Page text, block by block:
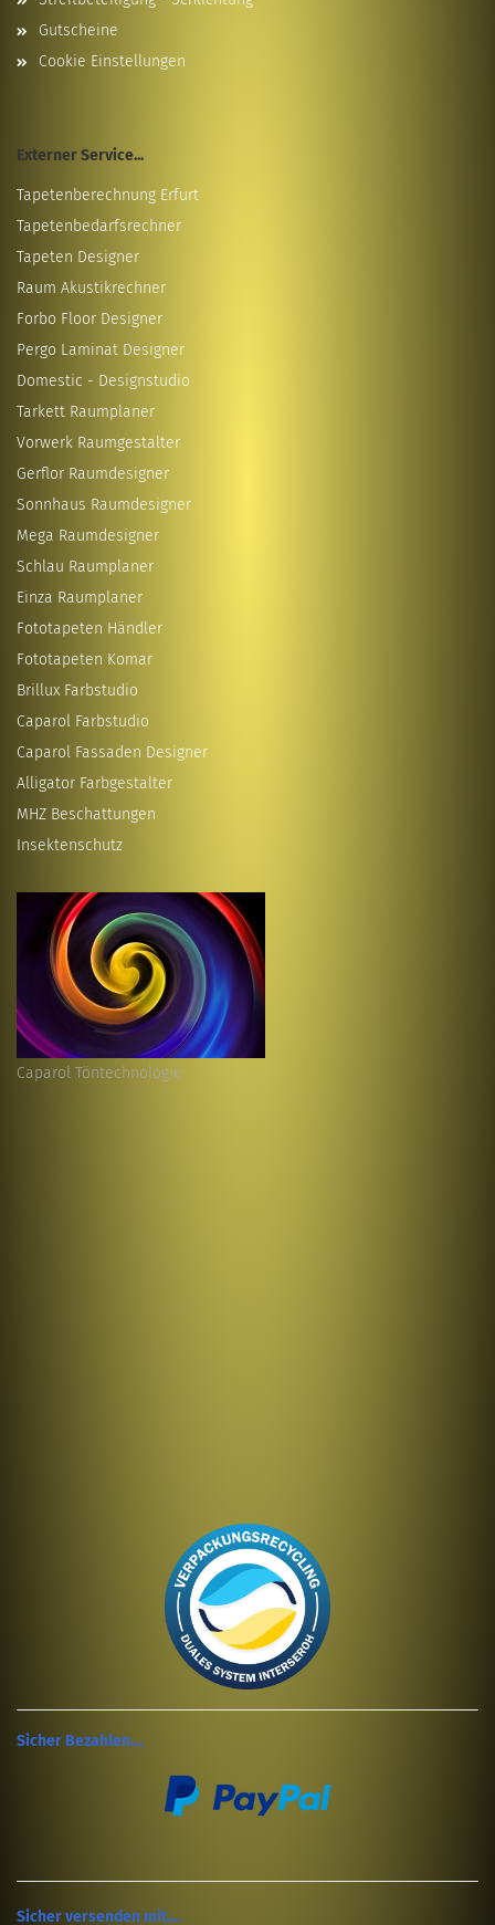
Gutscheine
Cookie Einstellungen
Externer Service...
Tapetenberechnung Erfurt
Tapetenbedarfsrechner
Tapeten Designer
Raum Akustikrechner
Forbo Floor Designer
Pergo Laminat Designer
Domestic - Designstudio
Tarkett Raumplaner
Vorwerk Raumgestalter
Gerflor Raumdesigner
Sonnhaus Raumdesigner
Mega Raumdesigner
Schlau Raumplaner
Einza Raumplaner
Fototapeten Händler
Fototapeten Komar
Brillux Farbstudio
Caparol Farbstudio
Caparol Fassaden Designer
Alligator Farbgestalter
MHZ Beschattungen
Insektenschutz
Caparol Töntechnologie
Sicher Bezahlen....
Sicher versenden mit....